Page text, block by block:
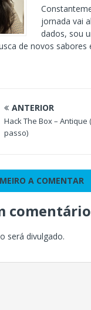
jornada vai
dados, sou
de novos sabores
ANTERIOR
Hack The Box – Antique
passo)
A COMENTAR
comentário
será divulgado.